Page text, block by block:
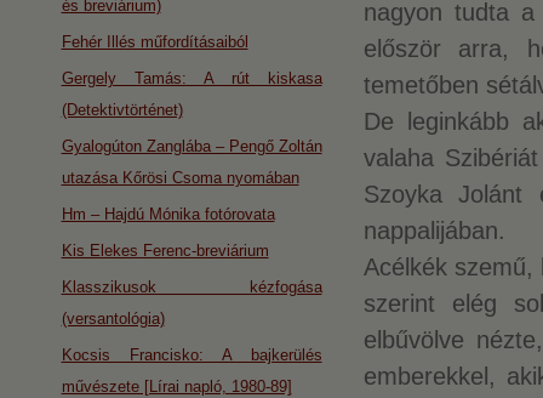
nagyon tudta a
először arra,
temetőben
De leginkább
valaha
Szoyka Jolánt
nappalijában.
Acélkék
szerint elég
elbűvölve
emberekkel,
és breviárium)
Fehér Illés műfordításaiból
Gergely Tamás: A rút kiskasa
(Detektivtörténet)
Gyalogúton Zanglába – Pengő Zoltán
utazása Kőrösi Csoma nyomában
Hm – Hajdú Mónika fotórovata
Kis Elekes Ferenc-breviárium
Klasszikusok kézfogása
(versantológia)
Kocsis Francisko: A bajkerülés
művészete [Lírai napló, 1980-89]